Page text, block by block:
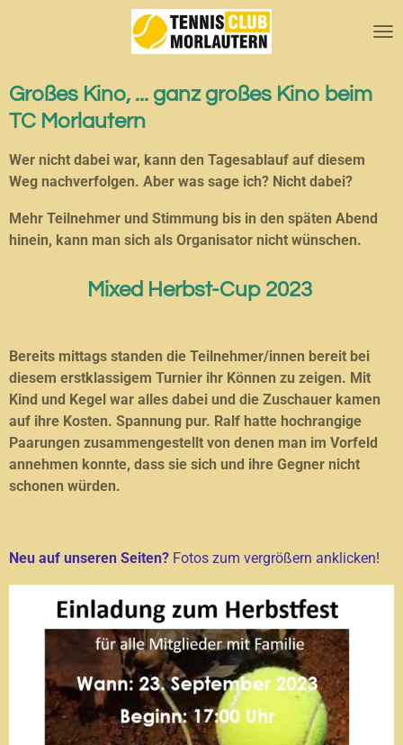
Großes Kino, ... ganz großes Kino beim
TC Morlautern
Wer nicht dabei war, kann den Tagesablauf auf diesem
Weg nachverfolgen. Aber was sage ich? Nicht dabei?
Mehr Teilnehmer und Stimmung bis in den späten Abend
hinein, kann man sich als Organisator nicht wünschen.
Mixed Herbst-Cup 2023
Bereits mittags standen die Teilnehmer/innen bereit bei
diesem erstklassigem Turnier ihr Können zu zeigen. Mit
Kind und Kegel war alles dabei und die Zuschauer kamen
auf ihre Kosten. Spannung pur. Ralf hatte hochrangige
Paarungen zusammengestellt von denen man im Vorfeld
annehmen konnte, dass sie sich und ihre Gegner nicht
schonen würden.
Neu auf unseren Seiten? Fotos zum vergrößern anklicken!